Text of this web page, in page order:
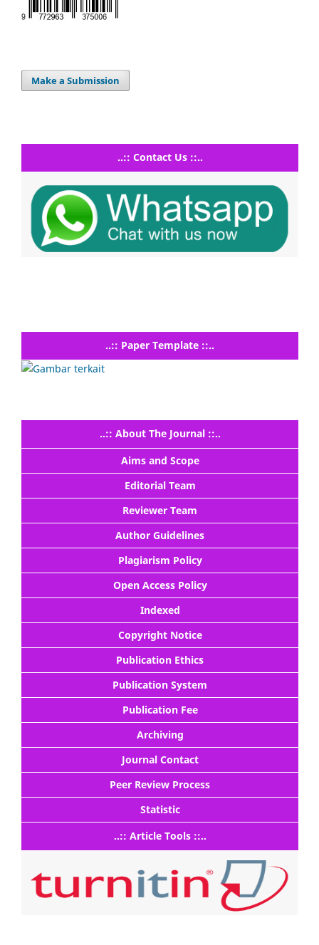
Make a Submission
..:: Contact Us ::..
..:: Paper Template ::..
..:: About The Journal ::..
Aims and Scope
Editorial Team
Reviewer Team
Author Guidelines
Plagiarism Policy
Open Access Policy
Indexed
Copyright Notice
Publication Ethics
Publication System
Publication Fee
Archiving
Journal Contact
Peer Review Process
Statistic
..:: Article Tools ::..